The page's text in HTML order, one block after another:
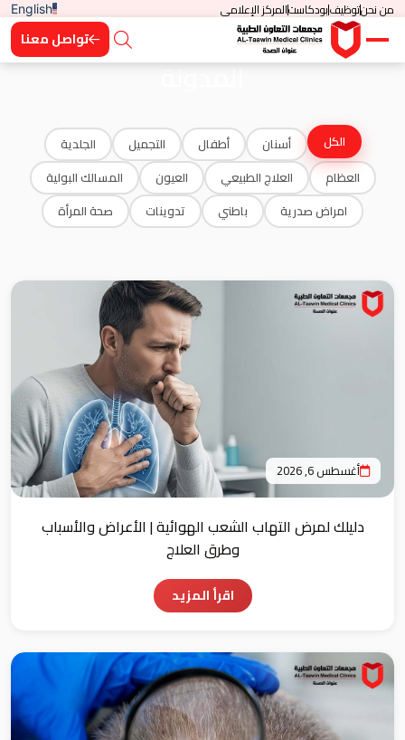
من نحنتوظيفبودكاستالمركز الإعلامي English
تواصل معنا
المدونة
الكل أسنان أطفال التجميل
الجلدية
العظام
العلاج الطبيعي العيون
المسالك البولية
امراض صدرية
باطني تدوينات صحة المرأة
أغسطس 6, 2026
دليلك لمرض التهاب الشعب الهوائية | الأعراض والأسباب
وطرق العلاج
اقرأ المزيد